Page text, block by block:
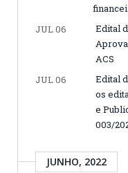
JUL 06
Edital
ACS
JUL 06
Edital
os
e
003/
JUNHO, 2022